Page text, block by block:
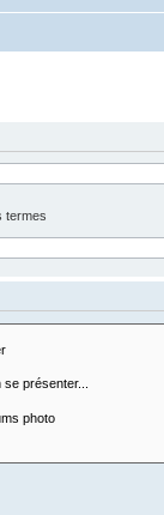
termes